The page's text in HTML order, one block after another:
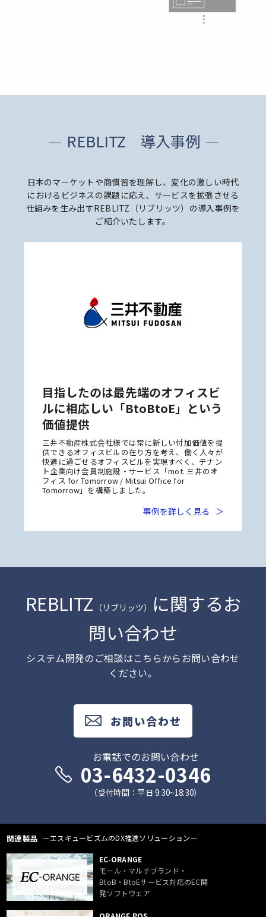
REBLITZ 導入事例
日本のマーケットや商慣習を理解し、変化の激しい時代
におけるビジネスの課題に応え、 サービスを拡張させる
仕組みを生み出すREBLITZ（リブリッツ）の導入事例を
ご紹介いたします。
目指したのは最先端のオフィスビ
ルに相応しい 「BtoBtoE」という
価値提供
三井不動産株式会社様では常に新しい付加価値を提
供できるオフィスビルの在り方を考え、働く人々が
快適に過ごせるオフィスビルを実現すべく、テナン
ト企業向け会員制施設・サービス「mot. 三井のオ
フィス for Tomorrow / Mitsui Office for
Tomorrow」を構築しました。
事例を詳しく見る
REBLITZ （リブリッツ）
に関するお
問い合わせ
システム開発のご相談はこちらからお問い合わせ
ください。
お問い合わせ
お電話でのお問い合わせ
03-6432-0346
（受付時間：平日 9:30~18:30）
関連製品 エスキュービズムのDX推進ソリューション
EC-ORANGE
モール・マルチブランド・
BtoB・BtoEサービス対応のEC開
発ソフトウェア